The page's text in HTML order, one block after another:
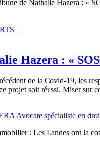
Hazera : «
de la Covid-19, les
projet soit réussi. Miser sur
Avocate spécialiste en